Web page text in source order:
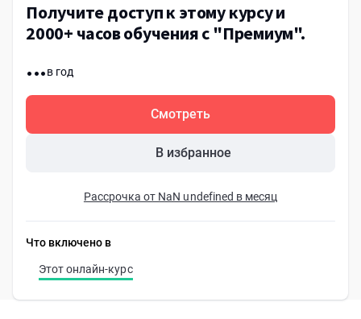
Получите доступ к этому курсу и
2000+ часов обучения с "Премиум".
...в год
Смотреть
В избранное
Рассрочка от NaN undefined в месяц
Что включено в
Этот онлайн-курс